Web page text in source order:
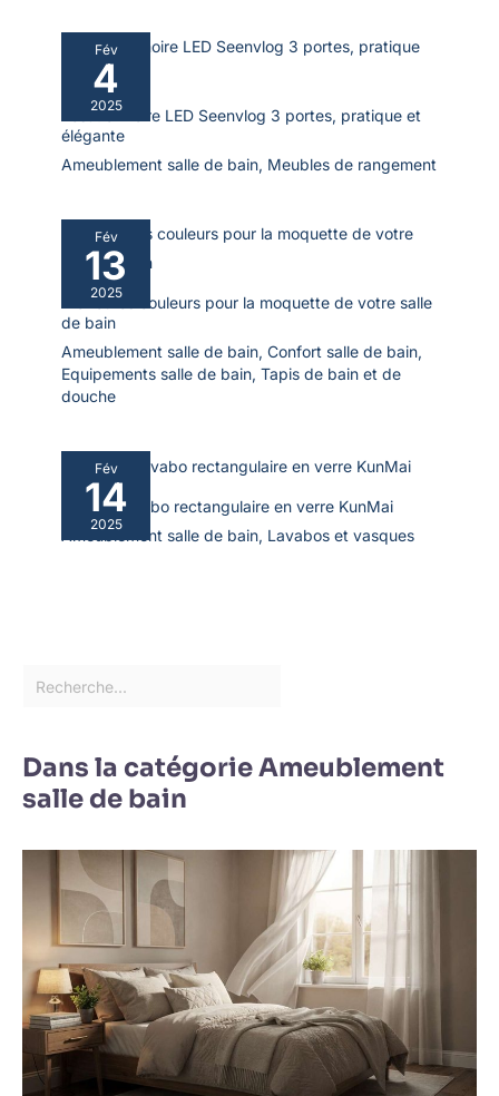
Fév
4
2025
Test : armoire LED Seenvlog 3 portes, pratique et
élégante
Ameublement salle de bain, Meubles de rangement
Fév
13
2025
Meilleures couleurs pour la moquette de votre salle
de bain
Ameublement salle de bain, Confort salle de bain,
Equipements salle de bain, Tapis de bain et de
douche
Fév
14
2025
Test du lavabo rectangulaire en verre KunMai
Ameublement salle de bain, Lavabos et vasques
Dans la catégorie Ameublement
salle de bain